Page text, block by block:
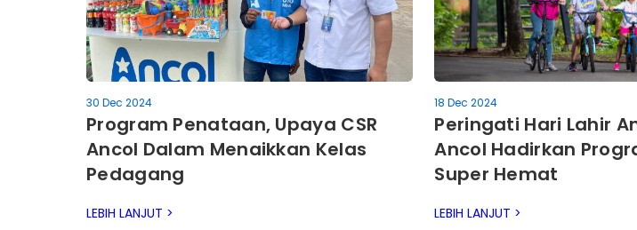
30 Dec 2024
Program Penataan, Upaya CSR
Ancol Dalam Menaikkan Kelas
Pedagang
LEBIH LANJUT >
18 Dec 2024
Peringati Hari Lahir
Ancol Hadirkan
Super Hemat
LEBIH LANJUT >